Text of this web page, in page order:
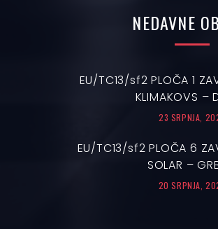
NEDAVNE
EU/TC13/sf2 PLOČA 1
KLIMAKOVS –
23 SRPNJA,
EU/TC13/sf2 PLOČA 6
SOLAR –
20 SRPNJA,